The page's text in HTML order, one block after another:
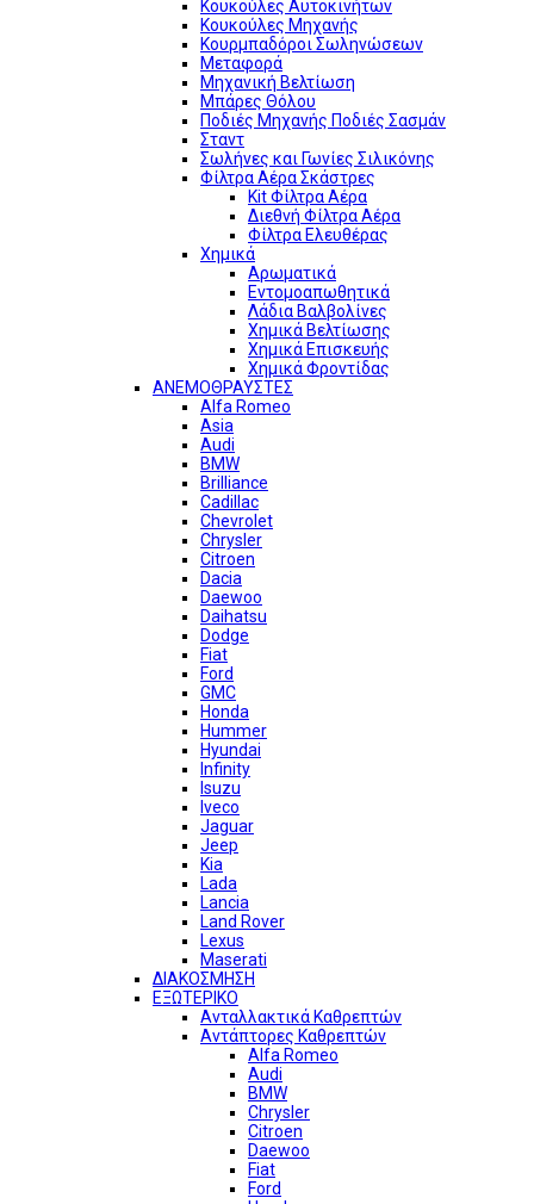
Κουκούλες Αυτοκινήτων
Κουκούλες Μηχανής
Κουρμπαδόροι Σωληνώσεων
Μεταφορά
Μηχανική Βελτίωση
Μπάρες Θόλου
Ποδιές Μηχανής Ποδιές Σασμάν
Σταντ
Σωλήνες και Γωνίες Σιλικόνης
Φίλτρα Αέρα Σκάστρες
Kit Φίλτρα Αέρα
Διεθνή Φίλτρα Αέρα
Φίλτρα Ελευθέρας
Χημικά
Αρωματικά
Εντομοαπωθητικά
Λάδια Βαλβολίνες
Χημικά Βελτίωσης
Χημικά Επισκευής
Χημικά Φροντίδας
ΑΝΕΜΟΘΡΑΥΣΤΕΣ
Alfa Romeo
Asia
Audi
BMW
Brilliance
Cadillac
Chevrolet
Chrysler
Citroen
Dacia
Daewoo
Daihatsu
Dodge
Fiat
Ford
GMC
Honda
Hummer
Hyundai
Infinity
Isuzu
Iveco
Jaguar
Jeep
Kia
Lada
Lancia
Land Rover
Lexus
Maserati
ΔΙΑΚΟΣΜΗΣΗ
ΕΞΩΤΕΡΙΚΟ
Ανταλλακτικά Καθρεπτών
Αντάπτορες Καθρεπτών
Alfa Romeo
Audi
BMW
Chrysler
Citroen
Daewoo
Fiat
Ford